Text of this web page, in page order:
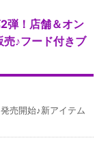
弾！店舗＆オン
♪フード付きブ
売開始♪新アイテム